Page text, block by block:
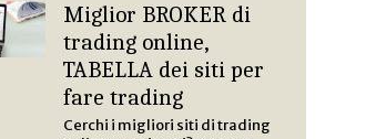
Miglior BROKER di
trading online,
TABELLA dei siti per
fare trading
Cerchi i migliori siti di trading